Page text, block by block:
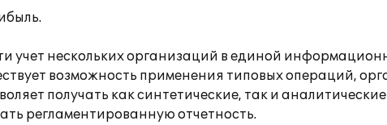
учет нескольких организаций в единой
возможность применения типовых операций,
получать как синтетические, так и
регламентированную отчетность.